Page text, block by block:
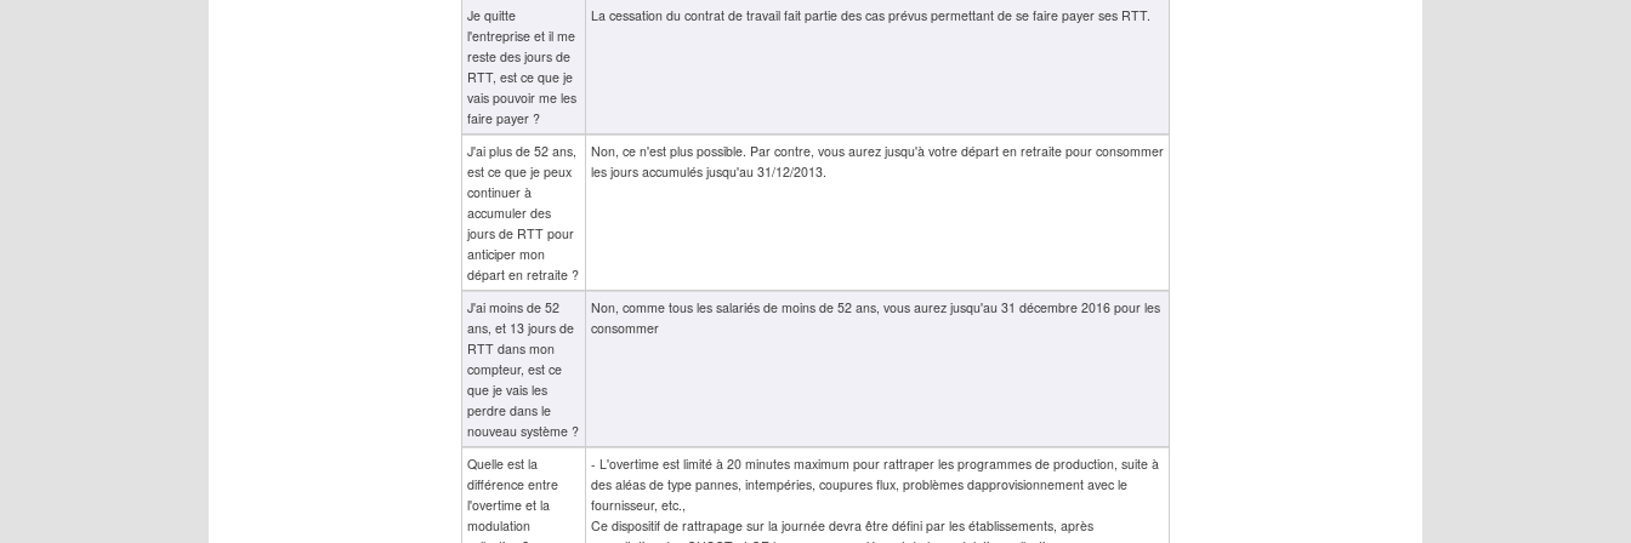
Je quitte
l'entreprise et il me
reste des jours de
RTT, est ce que je
vais pouvoir me les
faire payer ?
La cessation du contrat de travail fait partie des cas prévus permettant de se faire payer ses RTT.
J'ai plus de 52 ans,
est ce que je peux
continuer à
accumuler des
jours de RTT pour
anticiper mon
départ en retraite ?
Non, ce n'est plus possible. Par contre, vous aurez jusqu'à votre départ en retraite pour consommer
les jours accumulés jusqu'au 31/12/2013.
J'ai moins de 52
ans, et 13 jours de
RTT dans mon
compteur, est ce
que je vais les
perdre dans le
nouveau système ?
Non, comme tous les salariés de moins de 52 ans, vous aurez jusqu'au 31 décembre 2016 pour les
consommer
Quelle est la
différence entre
l'overtime et la
modulation
- L'overtime est limité à 20 minutes maximum pour rattraper les programmes de production, suite à
des aléas de type pannes, intempéries, coupures flux, problèmes dapprovisionnement avec le
fournisseur, etc.,
Ce dispositif de rattrapage sur la journée devra être défini par les établissements, après